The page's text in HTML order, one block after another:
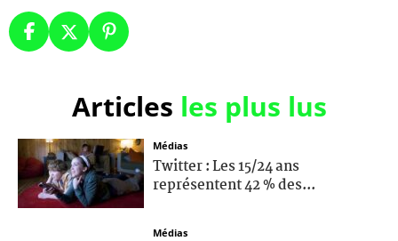
Articles les plus lus
Médias
Twitter : Les 15/24 ans
représentent 42 % des...
Médias